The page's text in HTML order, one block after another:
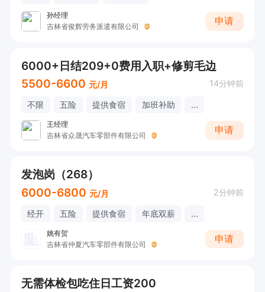
孙经理
吉林省俊辉劳务派遣有限公司
申请
6000+日结209+0费用入职+修剪毛边
5500-6600 元/月 14分钟前
不限 五险 提供食宿 加班补助 ...
王经理
吉林省众晟汽车零部件有限公司
申请
发泡岗（268）
6000-6800 元/月 2分钟前
经开 五险 提供食宿 年底双薪 ...
姚有贺
吉林省仲夏汽车零部件有限公司
申请
无需体检包吃住日工资200